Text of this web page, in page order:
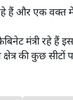
हैं और एक वक्त
मंत्री रहे हैं
की कुछ सीटों